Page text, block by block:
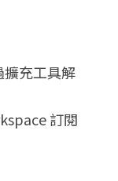
充工具解
訂閱